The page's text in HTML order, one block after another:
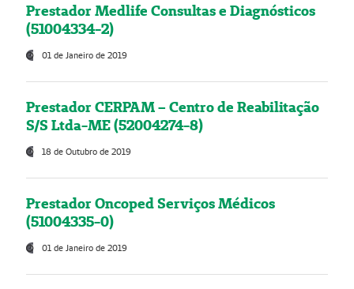
Prestador Medlife Consultas e Diagnósticos
(51004334-2)
01 de Janeiro de 2019
Prestador CERPAM – Centro de Reabilitação
S/S Ltda-ME (52004274-8)
18 de Outubro de 2019
Prestador Oncoped Serviços Médicos
(51004335-0)
01 de Janeiro de 2019